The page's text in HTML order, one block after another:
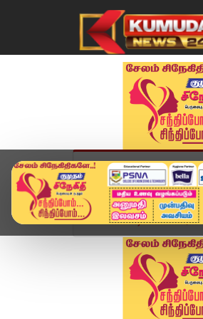
முகப்பு விளையாட்டு
Home வீடியோ ஸ்டோரி